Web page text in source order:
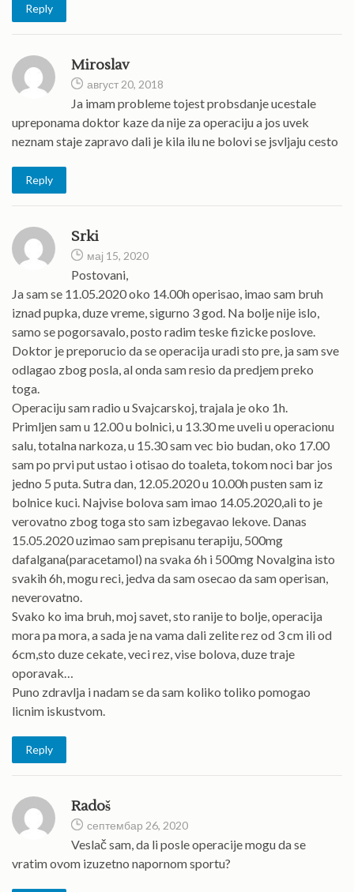
Reply
Miroslav
август 20, 2018
Ja imam probleme tojest probsdanje ucestale
upreponama doktor kaze da nije za operaciju a jos uvek
neznam staje zapravo dali je kila ilu ne bolovi se jsvljaju cesto
Reply
Srki
мај 15, 2020
Postovani,
Ja sam se 11.05.2020 oko 14.00h operisao, imao sam bruh
iznad pupka, duze vreme, sigurno 3 god. Na bolje nije islo,
samo se pogorsavalo, posto radim teske fizicke poslove.
Doktor je preporucio da se operacija uradi sto pre, ja sam sve
odlagao zbog posla, al onda sam resio da predjem preko
toga.
Operaciju sam radio u Svajcarskoj, trajala je oko 1h.
Primljen sam u 12.00 u bolnici, u 13.30 me uveli u operacionu
salu, totalna narkoza, u 15.30 sam vec bio budan, oko 17.00
sam po prvi put ustao i otisao do toaleta, tokom noci bar jos
jedno 5 puta. Sutra dan, 12.05.2020 u 10.00h pusten sam iz
bolnice kuci. Najvise bolova sam imao 14.05.2020,ali to je
verovatno zbog toga sto sam izbegavao lekove. Danas
15.05.2020 uzimao sam prepisanu terapiju, 500mg
dafalgana(paracetamol) na svaka 6h i 500mg Novalgina isto
svakih 6h, mogu reci, jedva da sam osecao da sam operisan,
neverovatno.
Svako ko ima bruh, moj savet, sto ranije to bolje, operacija
mora pa mora, a sada je na vama dali zelite rez od 3 cm ili od
6cm,sto duze cekate, veci rez, vise bolova, duze traje
oporavak…
Puno zdravlja i nadam se da sam koliko toliko pomogao
licnim iskustvom.
Reply
Radoš
септембар 26, 2020
Veslač sam, da li posle operacije mogu da se
vratim ovom izuzetno napornom sportu?